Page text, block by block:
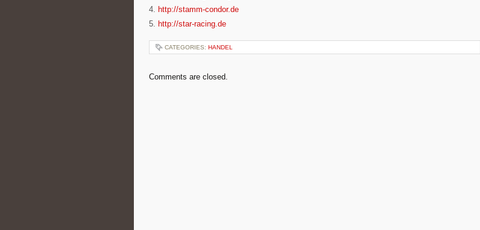
4. http://stamm-condor.de
5. http://star-racing.de
CATEGORIES: HANDEL
Comments are closed.